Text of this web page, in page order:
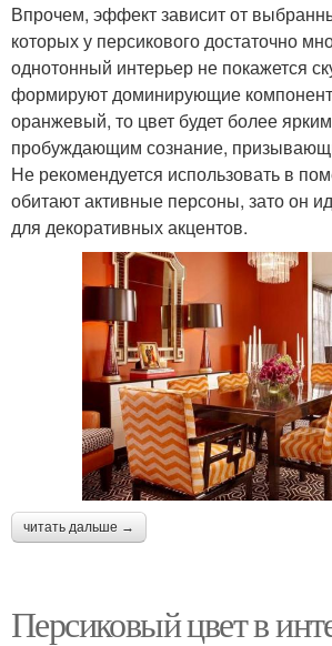
Впрочем, эффект зависит от
которых у персикового достаточно
однотонный интерьер не покажется
формируют доминирующие
оранжевый, то цвет будет более
пробуждающим сознание,
Не рекомендуется использовать в
обитают активные персоны, зато он
для декоративных акцентов.
читать дальше →
Персиковый цвет в